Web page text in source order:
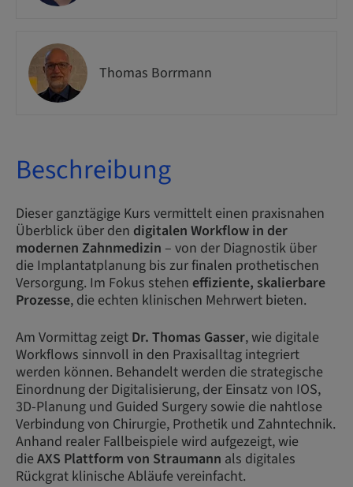
Thomas Borrmann
Beschreibung
Dieser ganztägige Kurs vermittelt einen praxisnahen
Überblick über den digitalen Workflow in der
modernen Zahnmedizin – von der Diagnostik über
die Implantatplanung bis zur finalen prothetischen
Versorgung. Im Fokus stehen effiziente, skalierbare
Prozesse, die echten klinischen Mehrwert bieten.
Am Vormittag zeigt Dr. Thomas Gasser, wie digitale
Workflows sinnvoll in den Praxisalltag integriert
werden können. Behandelt werden die strategische
Einordnung der Digitalisierung, der Einsatz von IOS,
3D-Planung und Guided Surgery sowie die nahtlose
Verbindung von Chirurgie, Prothetik und Zahntechnik.
Anhand realer Fallbeispiele wird aufgezeigt, wie
die AXS Plattform von Straumann als digitales
Rückgrat klinische Abläufe vereinfacht.